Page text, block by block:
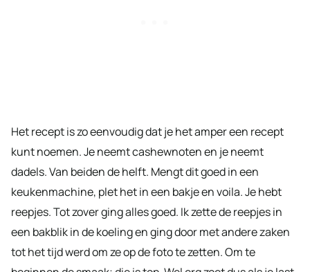
Het recept is zo eenvoudig dat je het amper een recept
kunt noemen. Je neemt cashewnoten en je neemt
dadels. Van beiden de helft. Mengt dit goed in een
keukenmachine, plet het in een bakje en voila. Je hebt
reepjes. Tot zover ging alles goed. Ik zette de reepjes in
een bakblik in de koeling en ging door met andere zaken
tot het tijd werd om ze op de foto te zetten. Om te